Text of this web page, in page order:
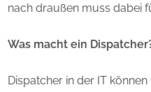
nach draußen muss dabei
Was macht ein
Dispatcher in der IT